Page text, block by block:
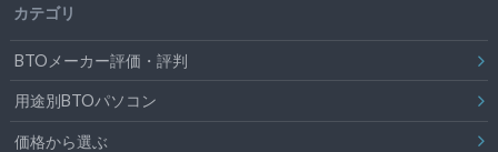
カテゴリ
BTOメーカー評価・評判
用途別BTOパソコン
価格から選ぶ